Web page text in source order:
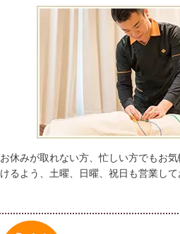
お休みが取れない方、忙しい方でもお
けるよう、土曜、日曜、祝日も営業して